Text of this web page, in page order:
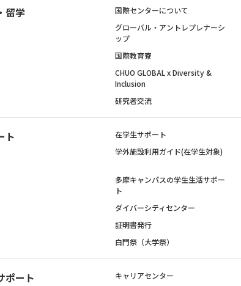
留学 国際センターについて
グローバル・アントレプレナーシ
ップ
国際教育寮
CHUO GLOBAL x Diversity &
Inclusion
研究者交流
ト 在学生サポート
学外施設利用ガイド(在学生対象)
多摩キャンパスの学生生活サポー
ト
ダイバーシティセンター
証明書発行
白門祭（大学祭）
ポート キャリアセンター